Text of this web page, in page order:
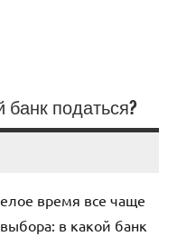
податься?
время все чаще
в какой банк